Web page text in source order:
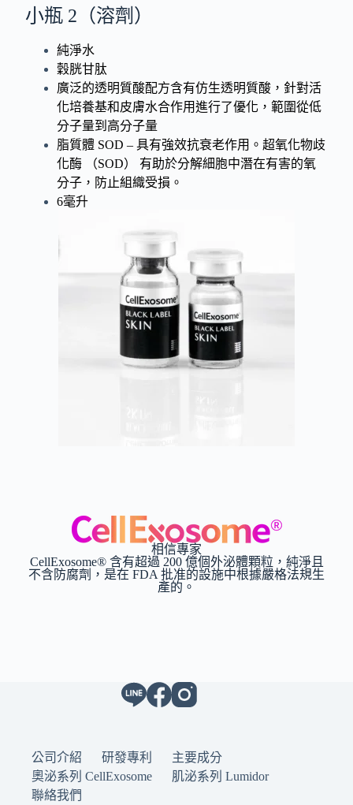
小瓶 2（溶劑）
純淨水
穀胱甘肽
廣泛的透明質酸配方含有仿生透明質酸，針對活
化培養基和皮膚水合作用進行了優化，範圍從低
分子量到高分子量
脂質體 SOD – 具有強效抗衰老作用。超氧化物歧
化酶 （SOD） 有助於分解細胞中潛在有害的氧
分子，防止組織受損。
6毫升
相信專家
CellExosome® 含有超過 200 億個外泌體顆粒，純淨且
不含防腐劑，是在 FDA 批准的設施中根據嚴格法規生
產的。
公司介紹 研發專利
主要成分
奧泌系列 CellExosome
肌泌系列 Lumidor
聯絡我們